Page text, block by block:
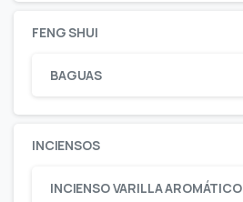
FENG SHUI
BAGUAS
INCIENSOS
INCIENSO VARILLA AROMÁTICO